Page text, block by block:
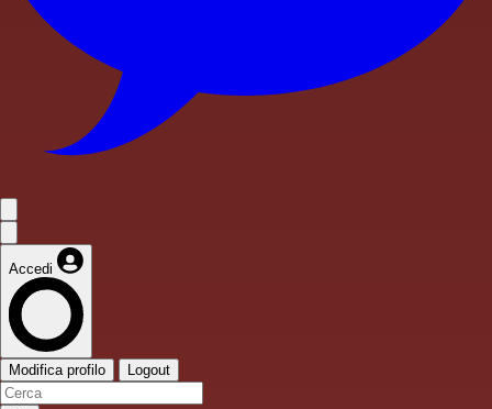
Accedi
Modifica profilo Logout